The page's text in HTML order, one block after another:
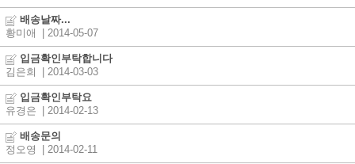
배송날짜...
황미애
| 2014-05-07
입금확인부탁합니다
김은희
| 2014-03-03
입금확인부탁요
유경은
| 2014-02-13
배송문의
정오영
| 2014-02-11